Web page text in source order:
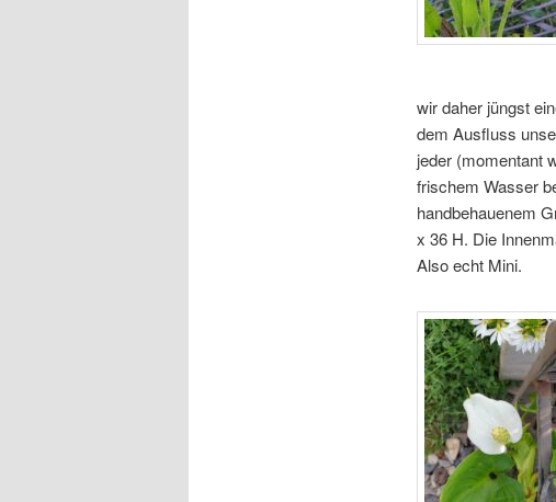
wir daher jüngst
dem Ausfluss
jeder (momentant
frischem Wasser
handbehauenem
x 36 H. Die
Also echt Mini.